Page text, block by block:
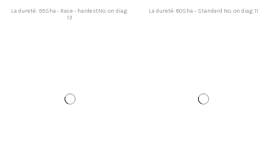
La dureté: 95Sha - Race - hardestNo. on diag:
13
La dureté: 80Sha - Standard No. on diag: 11